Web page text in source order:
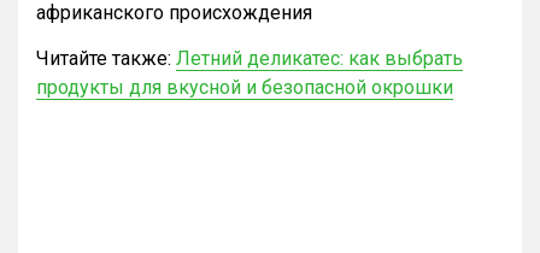
африканского происхождения
Читайте также: Летний деликатес: как выбрать
продукты для вкусной и безопасной окрошки